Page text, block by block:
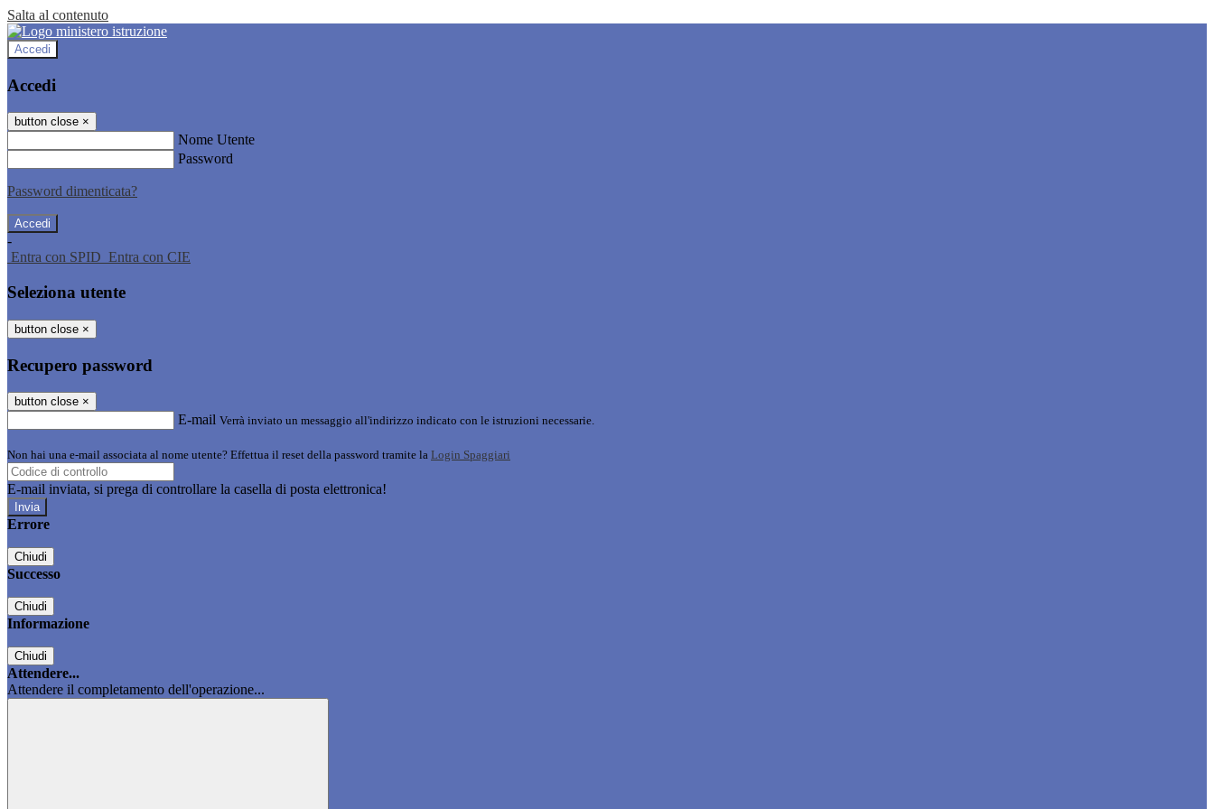
Salta al contenuto
Accedi
Accedi
button close ×
Nome Utente
Password
Password dimenticata?
-
Entra con SPID Entra con CIE
Seleziona utente
button close ×
Recupero password
button close ×
E-mail Verrà inviato un messaggio all'indirizzo indicato con le istruzioni necessarie.
Non hai una e-mail associata al nome utente? Effettua il reset della password tramite la Login Spaggiari
E-mail inviata, si prega di controllare la casella di posta elettronica!
Errore
Chiudi
Successo
Chiudi
Informazione
Chiudi
Attendere...
Attendere il completamento dell'operazione...